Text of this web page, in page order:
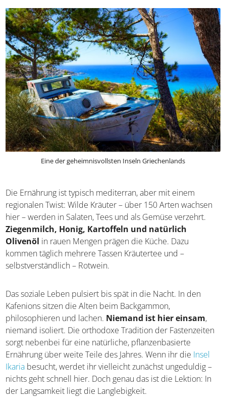
Mittagsschlaf und späte Abendessen, die sich bis
Mitternacht hinziehen können, gehören zum Alltag.
Eine der geheimnisvollsten Inseln Griechenlands
Die Ernährung ist typisch mediterran, aber mit einem
regionalen Twist: Wilde Kräuter – über 150 Arten wachsen
hier – werden in Salaten, Tees und als Gemüse verzehrt.
Ziegenmilch, Honig, Kartoffeln und natürlich
Olivenölin rauen Mengen prägen die Küche. Dazu
selbstverständlich – Rotwein.
Das soziale Leben pulsiert bis spät in die Nacht. In den
Kafenions sitzen die Alten beim Backgammon,
philosophieren und lachen.Niemand ist hier einsam
niemand isoliert. Die orthodoxe Tradition der
Fastenzeiten sorgt nebenbei für eine natürliche,
pflanzenbasierte Ernährung über weite Teile des Jahres.
Wenn ihr dieInsel Ikariabesucht, werdet ihr vielleicht